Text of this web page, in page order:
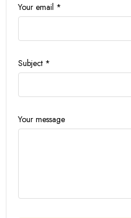
Your email *
Subject *
Your message